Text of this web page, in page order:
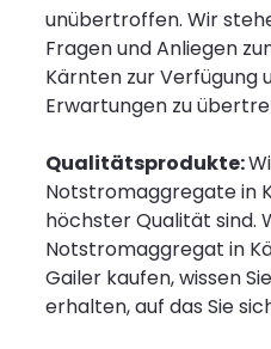
unübertroffen. Wir
Fragen und Anliegen
Kärnten zur Verfügung
Erwartungen zu
Qualitätsprodukte:
Notstromaggregate in
höchster Qualität sind.
Notstromaggregat in
Gailer kaufen, wissen
erhalten, auf das Sie